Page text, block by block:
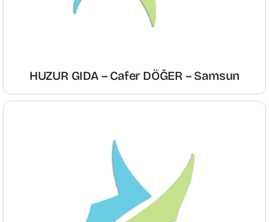
HUZUR GIDA – Cafer DÖĞER – Samsun